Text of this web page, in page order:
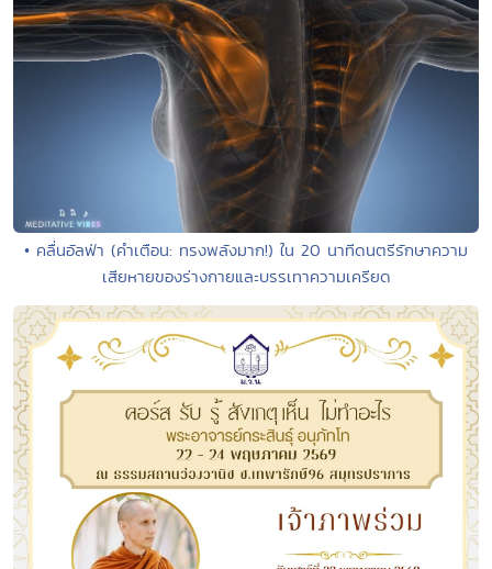
• คลื่นอัลฟ่า (คำเตือน: ทรงพลังมาก!) ใน 20 นาทีดนตรีรักษาความ
เสียหายของร่างกายและบรรเทาความเครียด